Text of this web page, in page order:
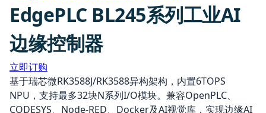
EdgePLC BL245系列工业AI
边缘控制器
立即订购
基于瑞芯微RK3588J/RK3588异构架构，内置6TOPS
NPU，支持最多32块N系列I/O模块。兼容OpenPLC、
CODESYS、Node-RED、Docker及AI视觉库，实现边缘AI